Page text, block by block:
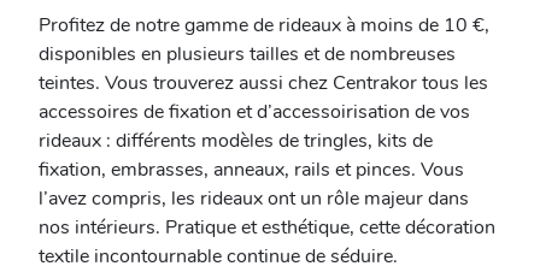
Profitez de notre gamme de rideaux à moins de 10 €,
disponibles en plusieurs tailles et de nombreuses
teintes. Vous trouverez aussi chez Centrakor tous les
accessoires de fixation et d’accessoirisation de vos
rideaux : différents modèles de tringles, kits de
fixation, embrasses, anneaux, rails et pinces. Vous
l’avez compris, les rideaux ont un rôle majeur dans
nos intérieurs. Pratique et esthétique, cette décoration
textile incontournable continue de séduire.